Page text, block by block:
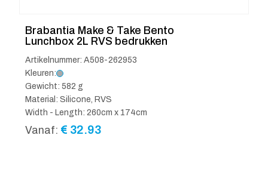
Brabantia Make & Take Bento
Lunchbox 2L RVS bedrukken
Artikelnummer: A508-262953
Kleuren:
Gewicht: 582 g
Material: Silicone, RVS
Width - Length: 260cm x 174cm
Vanaf: € 32.93